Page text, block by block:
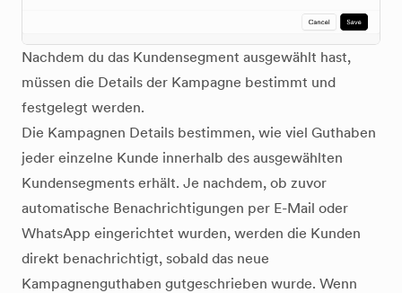
Nachdem du das Kundensegment ausgewählt hast,
müssen die Details der Kampagne bestimmt und
festgelegt werden.
Die Kampagnen Details bestimmen, wie viel Guthaben
jeder einzelne Kunde innerhalb des ausgewählten
Kundensegments erhält. Je nachdem, ob zuvor
automatische Benachrichtigungen per E-Mail oder
WhatsApp eingerichtet wurden, werden die Kunden
direkt benachrichtigt, sobald das neue
Kampagnenguthaben gutgeschrieben wurde. Wenn